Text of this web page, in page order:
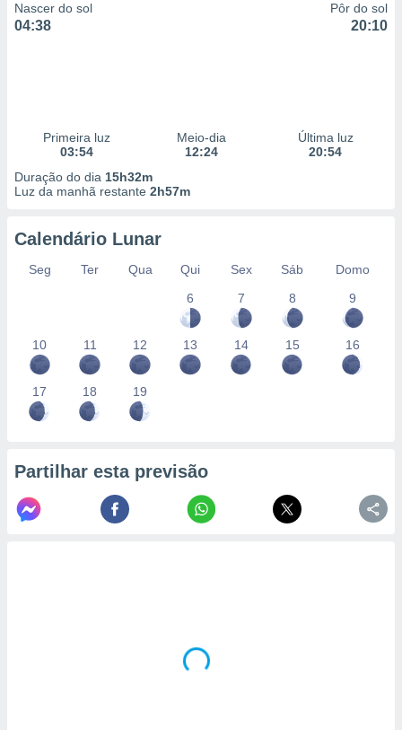
Nascer do sol
04:38
Pôr do sol
20:10
Primeira luz
03:54
Meio-dia
12:24
Última luz
20:54
Duração do dia 15h32m
Luz da manhã restante 2h57m
Calendário Lunar
Seg Ter Qua Qui Sex Sáb
Domo
6
7 8 9
10 11 12 13 14 15 16
17 18 19
Partilhar esta previsão